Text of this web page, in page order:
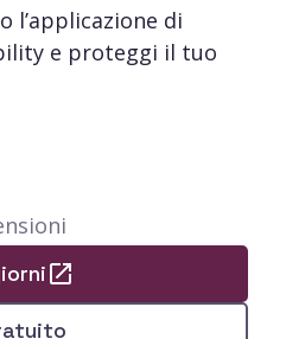
l’applicazione di
e proteggi il tuo